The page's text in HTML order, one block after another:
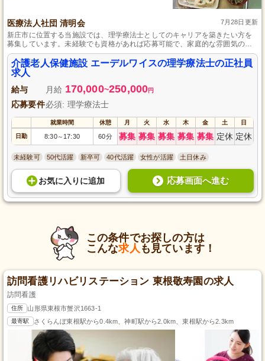
医療法人社団 清明会 7月28日更新
新庄市に位置する当施設では、理学療法士としてのキャリアを築きたい方を
募集しています。未経験でも資格があれば応募可能で、家庭的な雰囲気の
中、利用者様のリハビリ計画を考え提供するお仕事です。昇給や賞与の支
給、年間休日112日と充実した待遇で、プライベートも大切にしながら働けま
す。
介護老人保健施設 エーデルワイスの理学療法士の正社員
求人
給与 月給 170,000~250,000円
応募要件必須: 理学療法士
就業時間 休憩 月 火 水 木 金 土 日
日勤 8:30～ 17:30 60分 募集 募集 募集 募集 募集 定休 定休
未経験可 50代活躍 新卒可 40代活躍 女性が活躍 土日休み
お気に入り に追加 応募画面へ進む
この条件でお探しの方は
こんな求人 も見ています！
訪問看護リハビリステーション 東根敬寿園の求人
訪問看護
住所 山形県東根市蟹沢1663-1
最寄駅 さくらんぼ東根駅から0.4km、神町駅から2.0km、東根駅から2.3km